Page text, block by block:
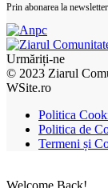
Prin abonarea la
Urmăriți-ne
© 2023 Ziarul
WSite.ro
Politica
Politica de
Termeni și
Welcome Back!